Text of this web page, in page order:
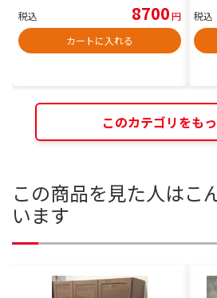
税込 8700円
カートに入れる
税込
このカテゴリをも
この商品を見た人はこ
います